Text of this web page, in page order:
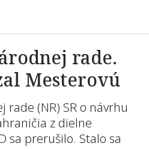
rade.
Mesterovú
rade (NR) SR o návrhu
z dielne
sa prerušilo. Stalo sa